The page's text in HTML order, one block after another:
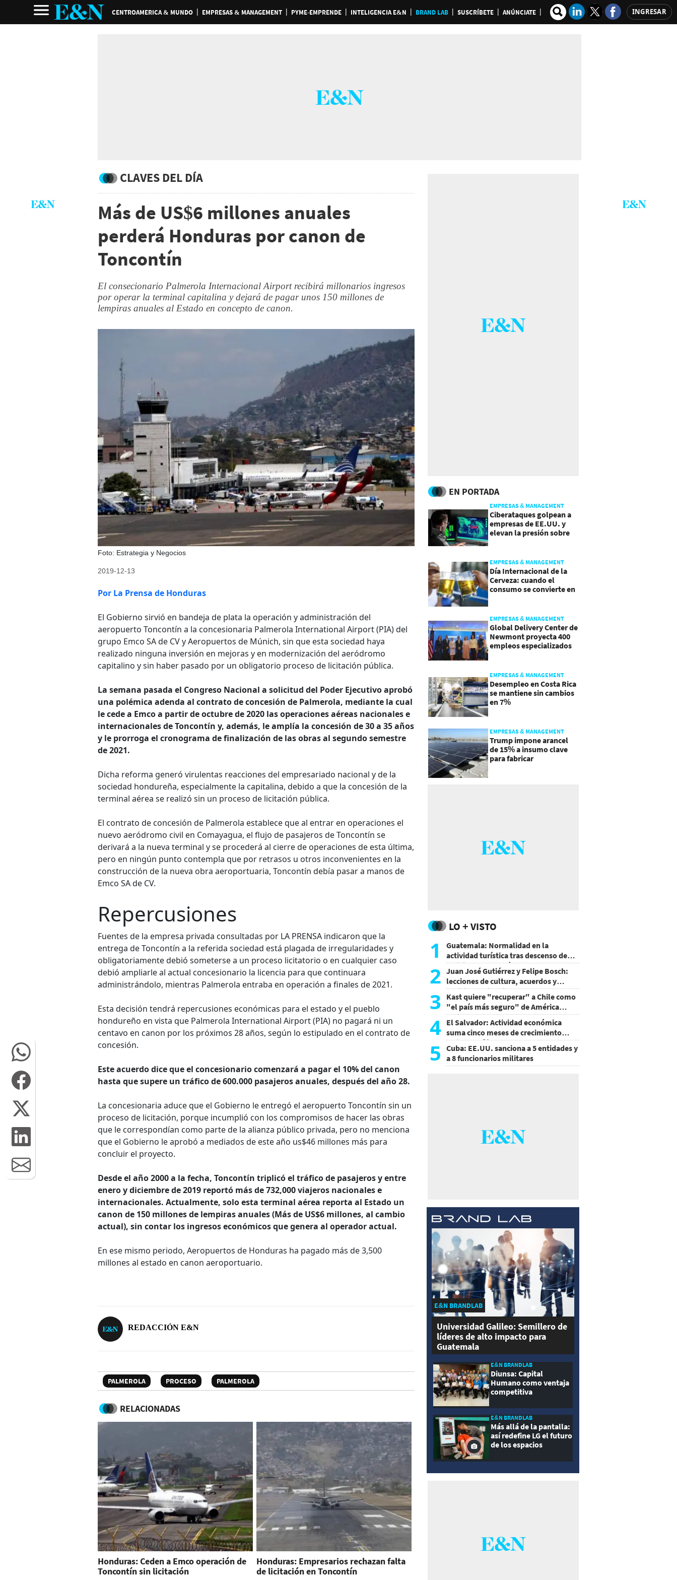
CENTROAMERICA & MUNDO EMPRESAS & MANAGEMENT PYME-EMPRENDE INTELIGENCIA E&N BRAND LAB SUSCRÍBETE ANÚNCIATE INGRESAR
CLAVES DEL DÍA
Más de US$6 millones anuales
perderá Honduras por canon de
Toncontín
El consecionario Palmerola Internacional Airport recibirá millonarios ingresos
por operar la terminal capitalina y dejará de pagar unos 150 millones de
lempiras anuales al Estado en concepto de canon.
Foto: Estrategia y Negocios
2019-12-13
Por La Prensa de Honduras
El Gobierno sirvió en bandeja de plata la operación y administración del
aeropuerto Toncontín a la concesionaria Palmerola International Airport (PIA) del
grupo Emco SA de CV y Aeropuertos de Múnich, sin que esta sociedad haya
realizado ninguna inversión en mejoras y en modernización del aeródromo
capitalino y sin haber pasado por un obligatorio proceso de licitación pública.
La semana pasada el Congreso Nacional a solicitud del Poder Ejecutivo aprobó
una polémica adenda al contrato de concesión de Palmerola, mediante la cual
le cede a Emco a partir de octubre de 2020 las operaciones aéreas nacionales e
internacionales de Toncontín y, además, le amplía la concesión de 30 a 35 años
y le prorroga el cronograma de finalización de las obras al segundo semestre
de 2021.
Dicha reforma generó virulentas reacciones del empresariado nacional y de la
sociedad hondureña, especialmente la capitalina, debido a que la concesión de la
terminal aérea se realizó sin un proceso de licitación pública.
El contrato de concesión de Palmerola establece que al entrar en operaciones el
nuevo aeródromo civil en Comayagua, el flujo de pasajeros de Toncontín se
derivará a la nueva terminal y se procederá al cierre de operaciones de esta última,
pero en ningún punto contempla que por retrasos u otros inconvenientes en la
construcción de la nueva obra aeroportuaria, Toncontín debía pasar a manos de
Emco SA de CV.
Repercusiones
Fuentes de la empresa privada consultadas por LA PRENSA indicaron que la
entrega de Toncontín a la referida sociedad está plagada de irregularidades y
obligatoriamente debió someterse a un proceso licitatorio o en cualquier caso
debió ampliarle al actual concesionario la licencia para que continuara
administrándolo, mientras Palmerola entraba en operación a finales de 2021.
Esta decisión tendrá repercusiones económicas para el estado y el pueblo
hondureño en vista que Palmerola International Airport (PIA) no pagará ni un
centavo en canon por los próximos 28 años, según lo estipulado en el contrato de
concesión.
Este acuerdo dice que el concesionario comenzará a pagar el 10% del canon
hasta que supere un tráfico de 600.000 pasajeros anuales, después del año 28.
La concesionaria aduce que el Gobierno le entregó el aeropuerto Toncontín sin un
proceso de licitación, porque incumplió con los compromisos de hacer las obras
que le correspondían como parte de la alianza público privada, pero no menciona
que el Gobierno le aprobó a mediados de este año us$46 millones más para
concluir el proyecto.
Desde el año 2000 a la fecha, Toncontín triplicó el tráfico de pasajeros y entre
enero y diciembre de 2019 reportó más de 732,000 viajeros nacionales e
internacionales. Actualmente, solo esta terminal aérea reporta al Estado un
canon de 150 millones de lempiras anuales (Más de US$6 millones, al cambio
actual), sin contar los ingresos económicos que genera al operador actual.
En ese mismo periodo, Aeropuertos de Honduras ha pagado más de 3,500
millones al estado en canon aeroportuario.
REDACCIÓN E&N
PALMEROLA PROCESO PALMEROLA
RELACIONADAS
Honduras: Ceden a Emco operación de
Toncontín sin licitación
Honduras: Empresarios rechazan falta
de licitación en Toncontín
EN PORTADA
EMPRESAS & MANAGEMENT
Ciberataques golpean a
empresas de EE.UU. y
elevan la presión sobre
EMPRESAS & MANAGEMENT
Día Internacional de la
Cerveza: cuando el
consumo se convierte en
EMPRESAS & MANAGEMENT
Global Delivery Center de
Newmont proyecta 400
empleos especializados
EMPRESAS & MANAGEMENT
Desempleo en Costa Rica
se mantiene sin cambios
en 7%
EMPRESAS & MANAGEMENT
Trump impone arancel
de 15% a insumo clave
para fabricar
LO + VISTO
1
Guatemala: Normalidad en la
actividad turística tras descenso de
actividad del volcán de Fuego
2 Juan José Gutiérrez y Felipe Bosch:
lecciones de cultura, acuerdos y
decisiones sin miedo
3 Kast quiere "recuperar" a Chile como
"el país más seguro" de América
Latina
4 El Salvador: Actividad económica
suma cinco meses de crecimiento
arriba de 4%
5
Cuba: EE.UU. sanciona a 5 entidades y
a 8 funcionarios militares
E&N BRANDLAB
Universidad Galileo: Semillero de
líderes de alto impacto para
Guatemala
E&N BRANDLAB
Diunsa: Capital
Humano como ventaja
competitiva
E&N BRANDLAB
Más allá de la pantalla:
así redefine LG el futuro
de los espacios